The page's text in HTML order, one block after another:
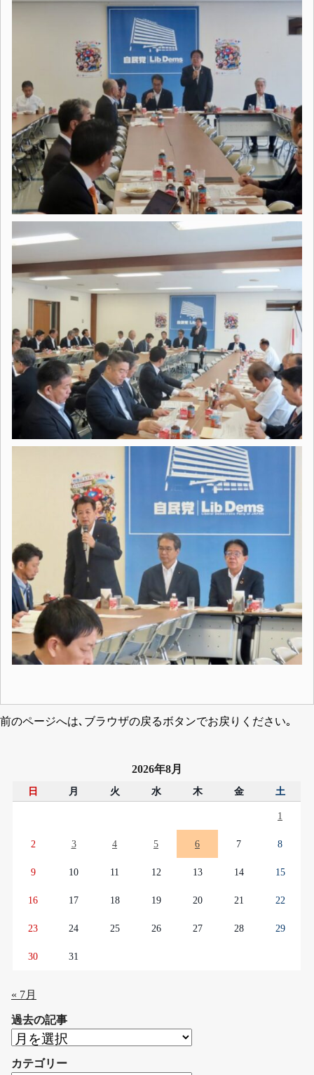
前のページへは､ブラウザの戻るボタンでお戻りください｡
2026年8月
日 月 火 水 木 金 土
1
2 3 4 5 6 7 8
9 10 11 12 13 14 15
16 17 18 19 20 21 22
23 24 25 26 27 28 29
30 31
« 7月
過去の記事
過
の
カテゴリー